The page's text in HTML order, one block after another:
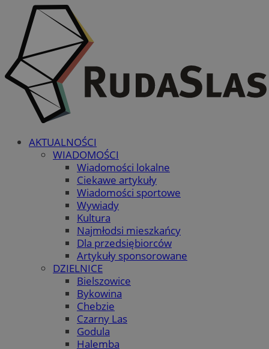
AKTUALNOŚCI
WIADOMOŚCI
Wiadomości lokalne
Ciekawe artykuły
Wiadomości sportowe
Wywiady
Kultura
Najmłodsi mieszkańcy
Dla przedsiębiorców
Artykuły sponsorowane
DZIELNICE
Bielszowice
Bykowina
Chebzie
Czarny Las
Godula
Halemba